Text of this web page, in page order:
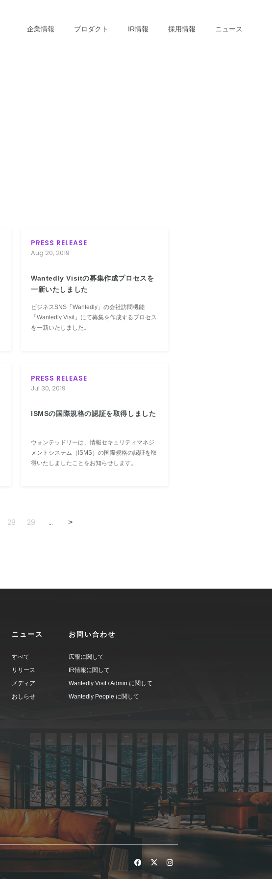
企業情報 プロダクト IR情報 採用情報 ニュース
PRESS RELEASE
Aug 20, 2019
Wantedly Visitの募集作成プロセスを
一新いたしました
ビジネスSNS「Wantedly」の会社訪問機能
「Wantedly Visit」にて募集を作成するプロセス
を一新いたしました。
PRESS RELEASE
Jul 30, 2019
ISMSの国際規格の認証を取得しました
ウォンテッドリーは、情報セキュリティマネジ
メントシステム（ISMS）の国際規格の認証を取
得いたしましたことをお知らせします。
28 29 ... >
ニュース
すべて
リリース
メディア
おしらせ
お問い合わせ
広報に関して
IR情報に関して
Wantedly Visit / Admin に関して
Wantedly People に関して